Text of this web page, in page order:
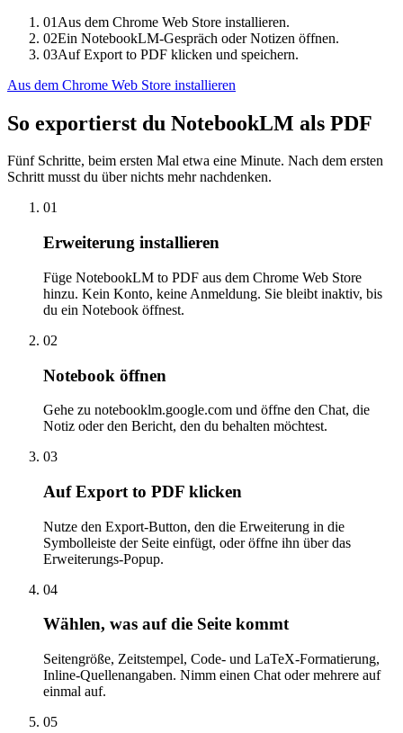
01 Aus dem Chrome Web Store installieren.
02Ein NotebookLM-Gespräch oder Notizen öffnen.
03Auf Export to PDF klicken und speichern.
Aus dem Chrome Web Store installieren
So exportierst du NotebookLM als PDF
Fünf Schritte, beim ersten Mal etwa eine Minute. Nach dem ersten
Schritt musst du über nichts mehr nachdenken.
01
Erweiterung installieren
Füge NotebookLM to PDF aus dem Chrome Web Store
hinzu. Kein Konto, keine Anmeldung. Sie bleibt inaktiv, bis
du ein Notebook öffnest.
02
Notebook öffnen
Gehe zu notebooklm.google.com und öffne den Chat, die
Notiz oder den Bericht, den du behalten möchtest.
03
Auf Export to PDF klicken
Nutze den Export-Button, den die Erweiterung in die
Symbolleiste der Seite einfügt, oder öffne ihn über das
Erweiterungs-Popup.
04
Wählen, was auf die Seite kommt
Seitengröße, Zeitstempel, Code- und LaTeX-Formatierung,
Inline-Quellenangaben. Nimm einen Chat oder mehrere auf
einmal auf.
05